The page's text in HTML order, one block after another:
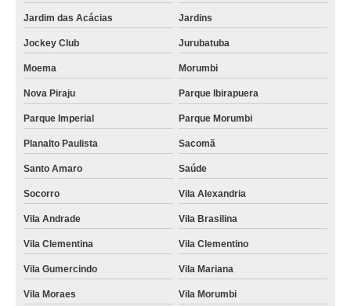
Jardim das Acácias Jardins
Jockey Club Jurubatuba
Moema Morumbi
Nova Piraju Parque Ibirapuera
Parque Imperial Parque Morumbi
Planalto Paulista Sacomã
Santo Amaro Saúde
Socorro Vila Alexandria
Vila Andrade Vila Brasilina
Vila Clementina Vila Clementino
Vila Gumercindo Vila Mariana
Vila Moraes Vila Morumbi